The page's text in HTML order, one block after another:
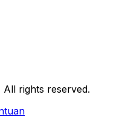
rights reserved.